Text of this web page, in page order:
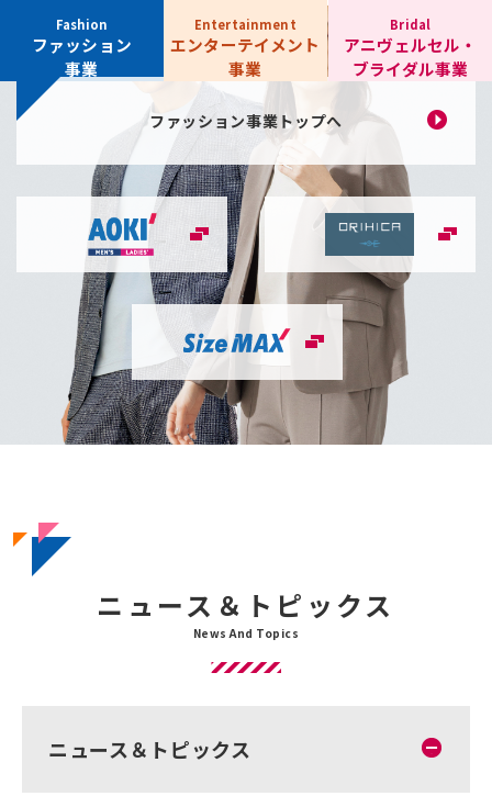
ファッション
事業
ファッション事業 トップへ
エンターテイメント
事業
アニヴェルセル・
ブライダル事業
ニュース＆トピックス
ニュース＆トピックス